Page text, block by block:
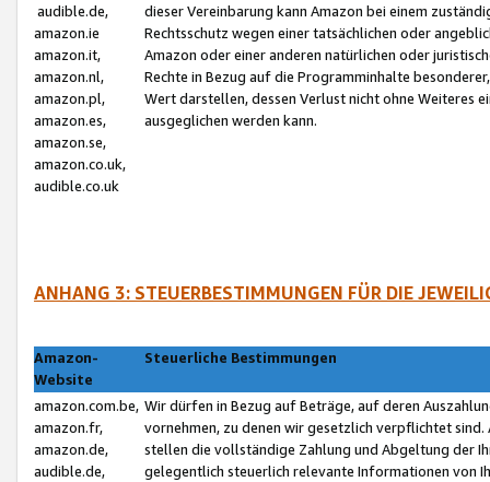
audible.de,
amazon.ie
amazon.it,
amazon.nl,
amazon.pl,
amazon.es,
amazon.se,
amazon.co.uk,
audible.co.uk
dieser Vereinbarung kann Amazon bei einem
Rechtsschutz wegen einer tatsächlichen oder
Amazon oder einer anderen natürlichen oder
Rechte in Bezug auf die Programminhalte
Wert darstellen, dessen Verlust nicht ohne Weiteres
ausgeglichen werden kann.
ANHANG 3: STEUERBESTIMMUNGEN FÜR DIE
Amazon-
Website
Steuerliche Bestimmungen
amazon.com.be,
amazon.fr,
amazon.de,
audible.de,
Wir dürfen in Bezug auf Beträge, auf deren
vornehmen, zu denen wir gesetzlich verpflichtet
stellen die vollständige Zahlung und Abgeltung der
gelegentlich steuerlich relevante Informationen von